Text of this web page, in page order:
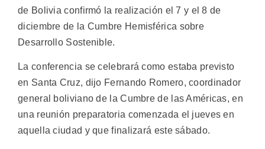
de Bolivia confirmó la realización el 7 y el 8 de
diciembre de la Cumbre Hemisférica sobre
Desarrollo Sostenible.
La conferencia se celebrará como estaba previsto
en Santa Cruz, dijo Fernando Romero, coordinador
general boliviano de la Cumbre de las Américas, en
una reunión preparatoria comenzada el jueves en
aquella ciudad y que finalizará este sábado.